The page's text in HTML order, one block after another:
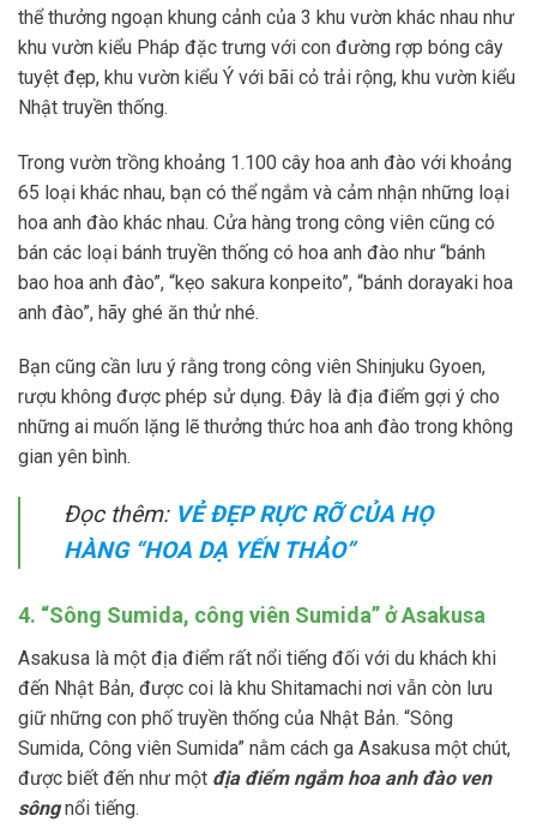
thể thưởng ngoạn khung cảnh của 3 khu vườn khác nhau như
khu vườn kiểu Pháp đặc trưng với con đường rợp bóng cây
tuyệt đẹp, khu vườn kiểu Ý với bãi cỏ trải rộng, khu vườn kiểu
Nhật truyền thống.
Trong vườn trồng khoảng 1.100 cây hoa anh đào với khoảng
65 loại khác nhau, bạn có thể ngắm và cảm nhận những loại
hoa anh đào khác nhau. Cửa hàng trong công viên cũng có
bán các loại bánh truyền thống có hoa anh đào như “bánh
bao hoa anh đào”, “kẹo sakura konpeito”, “bánh dorayaki hoa
anh đào”, hãy ghé ăn thử nhé.
Bạn cũng cần lưu ý rằng trong công viên Shinjuku Gyoen,
rượu không được phép sử dụng. Đây là địa điểm gợi ý cho
những ai muốn lặng lẽ thưởng thức hoa anh đào trong không
gian yên bình.
Đọc thêm: VẺ ĐẸP RỰC RỠ CỦA HỌ
HÀNG “HOA DẠ YẾN THẢO”
4. “Sông Sumida, công viên Sumida” ở Asakusa
Asakusa là một địa điểm rất nổi tiếng đối với du khách khi
đến Nhật Bản, được coi là khu Shitamachi nơi vẫn còn lưu
giữ những con phố truyền thống của Nhật Bản. “Sông
Sumida, Công viên Sumida” nằm cách ga Asakusa một chút,
được biết đến như một địa điểm ngắm hoa anh đào ven
sôngnổi tiếng.